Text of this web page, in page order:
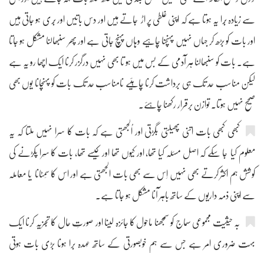
سے زیادہ بُرا یہ ہوتا ہے کہ اپنی غلطی پر اڑ جاتے ہیں اور دس باتیں اور بُری ہو جاتی ہیں
اور بات کو بڑھ کر جہاں نہیں پہنچنا چاہیے وہاں پہنچ جاتی ہے اور پھر سنبھالنا مشکل ہو جاتا
ہے۔ بات کو سنبھالنا ہر آدمی کے بس میں ہو تا بھی نہیں درگزر کرنا ایک اچھا رو یہ ہے
لیکن مناسب حد تک ہی برداشت کرنا چاہئیے نامناسب حد تک بات کو پہنچانا یوں بھی
صحیح نہیں ہوتا۔ توازن برقرار رکھنا چاہئے۔
کبھی کبھی بات اتنی پھیلتی بگڑتی اور اُلجھتی ہے کہ بات کا سرا نہیں ملتا کہ یہ
معلوم کیا جا سکے کہ اصل مسئلہ کیا تھا، اور کیوں تھا اور کیسے تھا، بات کا سِرا پکڑنے کی
کوشش ہم اکثر کرتے بھی نہیں اِس سے بھی بات الجھتی ہے اور اس کا سَمٹانا یا معاملہ
سے اپنی ذمہ داریوں کے ساتھ باہر آنا مشکل ہو جاتا ہے۔
بہ حیثیت مجموعی سماج کو سمجھنا ماحول کا جائزہ لینا اور صورتِ حال کا تجزیہ کرنا ایک
بہت ضروری امر ہے جس سے ہم خوبصورتی کے ساتھ عہدہ بَرا ہونا بڑی بات ہوتی